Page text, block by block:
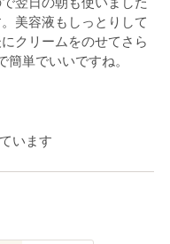
美容液もしっとりして
クリームをのせてさら
簡単でいいですね。
います